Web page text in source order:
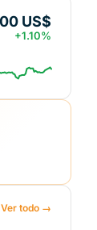
US$
+1.10%
Ver todo →